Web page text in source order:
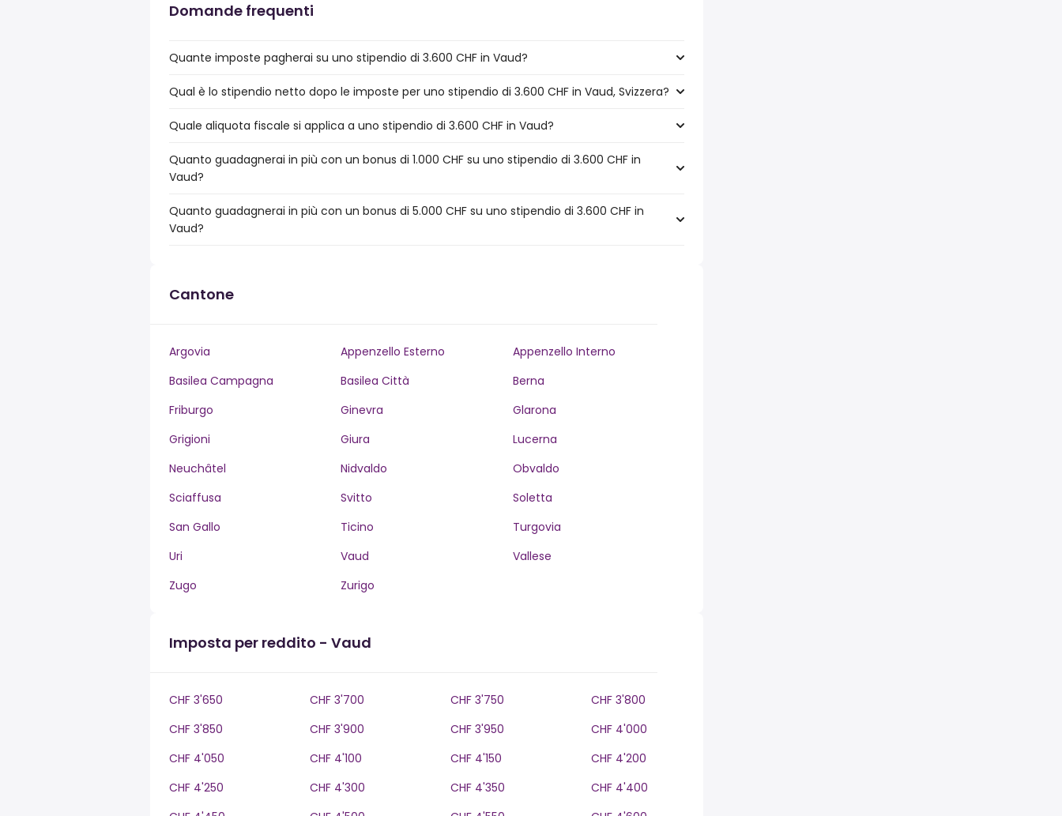
Domande frequenti
Quante imposte pagherai su uno stipendio di 3.600 CHF in Vaud?
Qual è lo stipendio netto dopo le imposte per uno stipendio di 3.600 CHF in Vaud, Svizzera?
Quale aliquota fiscale si applica a uno stipendio di 3.600 CHF in Vaud?
Quanto guadagnerai in più con un bonus di 1.000 CHF su uno stipendio di 3.600 CHF in
Vaud?
Quanto guadagnerai in più con un bonus di 5.000 CHF su uno stipendio di 3.600 CHF in
Vaud?
Cantone
Argovia Appenzello Esterno
Appenzello Interno
Basilea Campagna
Basilea Città
Berna
Friburgo
Ginevra
Glarona
Grigioni
Giura
Lucerna
Neuchâtel
Nidvaldo
Obvaldo
Sciaffusa
Svitto
Soletta
San Gallo
Ticino
Turgovia
Uri
Vaud
Vallese
Zugo
Zurigo
Imposta per reddito - Vaud
CHF 3'650 CHF 3'700 CHF 3'750
CHF 3'800
CHF 3'850
CHF 3'900 CHF 3'950
CHF 4'000
CHF 4'050
CHF 4'100 CHF 4'150
CHF 4'200
CHF 4'250
CHF 4'300 CHF 4'350
CHF 4'400